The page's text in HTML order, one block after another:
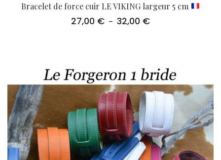
Bracelet de force cuir LE VIKING largeur 5 cm
27,00 € – 32,00 €Plage
32,00 €